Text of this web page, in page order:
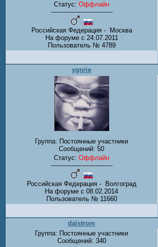
Статус: Оффлайн
-------------------------------
Российская Федерация - Москва
На форуме с 24.07.2011
Пользователь № 4789
ygnrie
Группа: Постоянные участники
Сообщений: 50
Статус: Оффлайн
-------------------------------
Российская Федерация - Волгоград
На форуме с 08.02.2014
Пользователь № 11660
dalstrom
Группа: Постоянные участники
Сообщений: 340